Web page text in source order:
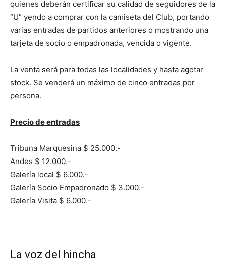
quienes deberán certificar su calidad de seguidores de la
“U” yendo a comprar con la camiseta del Club, portando
varias entradas de partidos anteriores o mostrando una
tarjeta de socio o empadronada, vencida o vigente.
La venta será para todas las localidades y hasta agotar
stock. Se venderá un máximo de cinco entradas por
persona.
Precio de entradas
Tribuna Marquesina $ 25.000.-
Andes $ 12.000.-
Galería local $ 6.000.-
Galería Socio Empadronado $ 3.000.-
Galería Visita $ 6.000.-
La voz del hincha